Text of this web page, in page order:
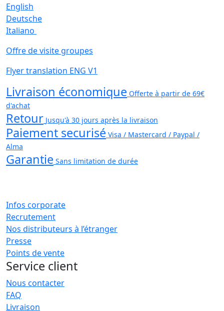
English
Deutsche
Italiano
Offre de visite groupes
Flyer translation ENG V1
Livraison économique Offerte à partir de 69€
d'achat
Retour Jusqu'à 30 jours après la livraison
Paiement securisé Visa / Mastercard / Paypal /
Alma
Garantie Sans limitation de durée
Infos corporate
Recrutement
Nos distributeurs à l’étranger
Presse
Points de vente
Service client
Nous contacter
FAQ
Livraison